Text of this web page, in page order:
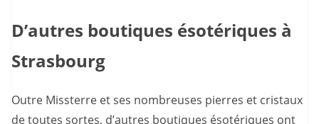
D’autres boutiques ésotériques à
Strasbourg
Outre Missterre et ses nombreuses pierres et cristaux
de toutes sortes, d’autres boutiques ésotériques ont